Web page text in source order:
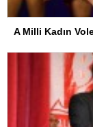
A Milli Kadın